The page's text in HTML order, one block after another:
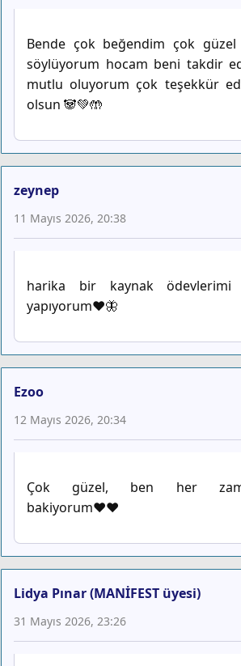
Bende çok beğendim çok güzel
söylüyorum hocam beni takdir
mutlu oluyorum çok teşekkür
olsun 🐼💚🤲
zeynep
11 Mayıs 2026, 20:38
harika bir kaynak ödevlerimi
yapıyorum❤️🦋
Ezoo
12 Mayıs 2026, 20:34
Çok güzel, ben her
bakiyorum♥️♥️
Lidya Pınar (MANİFEST üyesi)
31 Mayıs 2026, 23:26